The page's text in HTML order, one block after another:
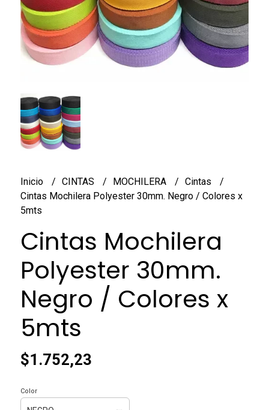
Inicio CINTAS MOCHILERA
Cintas
Cintas Mochilera Polyester 30mm. Negro / Colores x
5mts
Cintas Mochilera
Polyester 30mm.
Negro / Colores x
5mts
$1.752,23
Color